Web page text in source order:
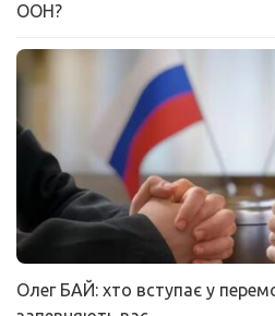
ООН?
Олег БАЙ: хто вступає у